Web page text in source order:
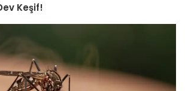
Keşif!